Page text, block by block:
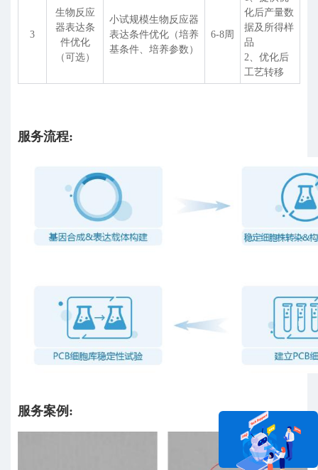
3
生物反应
器表达条
件优化
（可选）
小试规模生物反应器
表达条件优化（培养
基条件、培养参数）
6-8周
化后产量数
据及所得样
品
2、优化后
工艺转移
服务流程:
服务案例: